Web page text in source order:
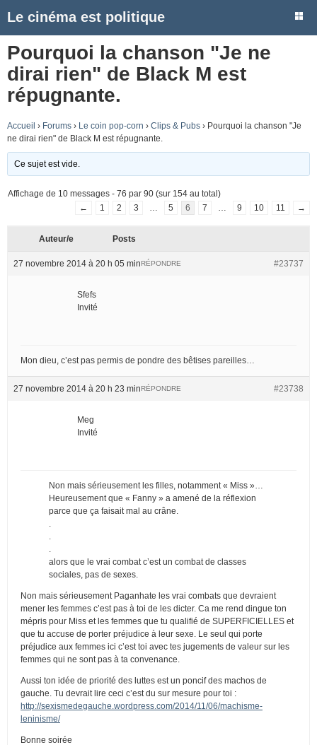
Le cinéma est politique
Pourquoi la chanson "Je ne
dirai rien" de Black M est
répugnante.
Accueil › Forums › Le coin pop-corn › Clips & Pubs › Pourquoi la chanson "Je
ne dirai rien" de Black M est répugnante.
Ce sujet est vide.
Affichage de 10 messages - 76 par 90 (sur 154 au total)
←
1 2 3 5 6 7 9 10 11 →
Auteur/e Posts
27 novembre 2014 à 20 h 05 min #23737
RÉPONDRE
Sfefs
Invité
Mon dieu, c’est pas permis de pondre des bêtises pareilles…
27 novembre 2014 à 20 h 23 min #23738
RÉPONDRE
Meg
Invité
Non mais sérieusement les filles, notamment « Miss »…
Heureusement que « Fanny » a amené de la réflexion
parce que ça faisait mal au crâne.
alors que le vrai combat c’est un combat de classes
sociales, pas de sexes.
Non mais sérieusement Paganhate les vrai combats que devraient
mener les femmes c’est pas à toi de les dicter. Ca me rend dingue ton
mépris pour Miss et les femmes que tu qualifié de SUPERFICIELLES et
que tu accuse de porter préjudice à leur sexe. Le seul qui porte
préjudice aux femmes ici c’est toi avec tes jugements de valeur sur les
femmes qui ne sont pas à ta convenance.
Aussi ton idée de priorité des luttes est un poncif des machos de
gauche. Tu devrait lire ceci c’est du sur mesure pour toi :
http://sexismedegauche.wordpress.com/2014/11/06/machisme-
leninisme/
Bonne soirée